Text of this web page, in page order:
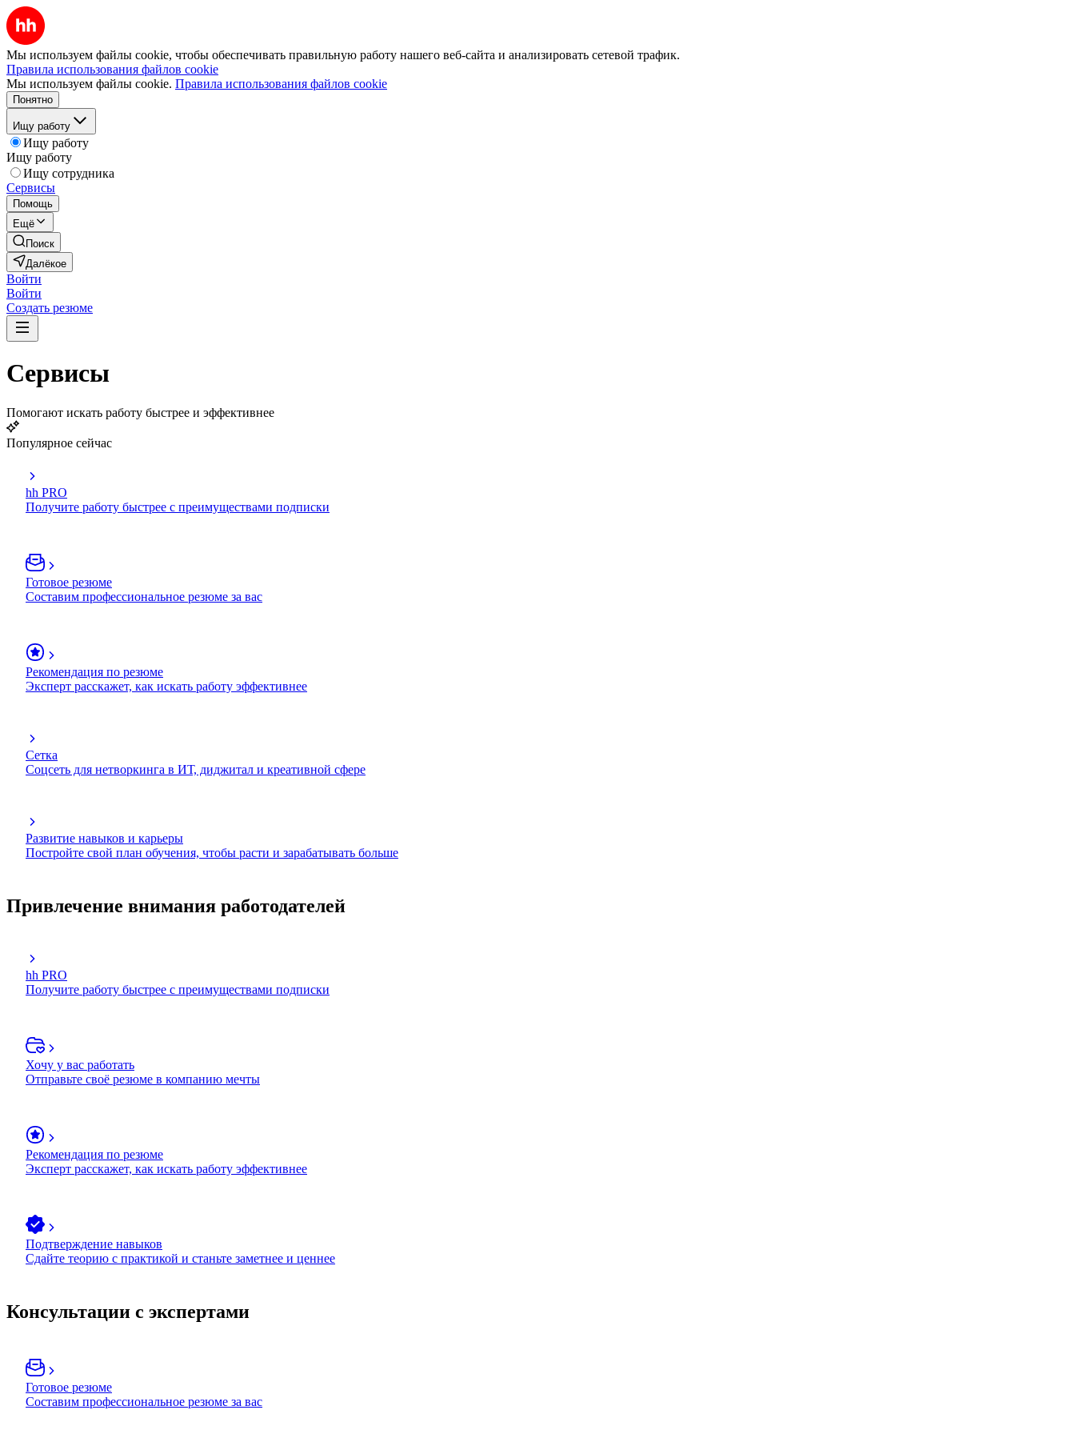
Мы используем файлы cookie, чтобы обеспечивать правильную работу нашего веб-сайта и анализировать сетевой трафик.
Правила использования файлов cookie
Мы используем файлы cookie. Правила использования файлов cookie
Понятно
Ищу работу
Ищу работу
Ищу работу
Ищу сотрудника
Сервисы
Помощь
Ещё
Поиск
Далёкое
Войти
Войти
Создать резюме
Сервисы
Помогают искать работу быстрее и эффективнее
Популярное сейчас
hh PRO
Получите работу быстрее с преимуществами подписки
Готовое резюме
Составим профессиональное резюме за вас
Рекомендация по резюме
Эксперт расскажет, как искать работу эффективнее
Сетка
Соцсеть для нетворкинга в ИТ, диджитал и креативной сфере
Развитие навыков и карьеры
Постройте свой план обучения, чтобы расти и зарабатывать больше
Привлечение внимания работодателей
hh PRO
Получите работу быстрее с преимуществами подписки
Хочу у вас работать
Отправьте своё резюме в компанию мечты
Рекомендация по резюме
Эксперт расскажет, как искать работу эффективнее
Подтверждение навыков
Сдайте теорию с практикой и станьте заметнее и ценнее
Консультации с экспертами
Готовое резюме
Составим профессиональное резюме за вас